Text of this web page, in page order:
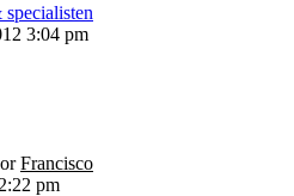
3:04 pm
Francisco
pm